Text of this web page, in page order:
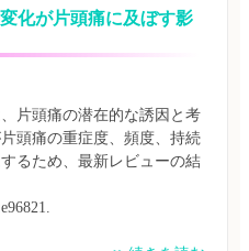
化が片頭痛に及ぼす影
片頭痛の潜在的な誘因と考
頭痛の重症度、頻度、持続
るため、最新レビューの結